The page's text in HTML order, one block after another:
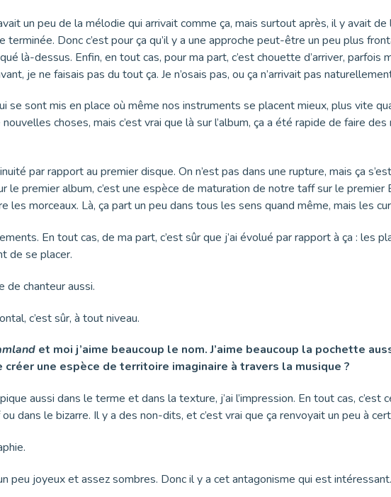
un peu de la mélodie qui arrivait comme ça, mais surtout après, il y avait
Donc c’est pour ça qu’il y a une approche peut-être un peu plus
là-dessus. Enfin, en tout cas, pour ma part, c’est chouette d’arriver,
je ne faisais pas du tout ça. Je n’osais pas, ou ça n’arrivait pas
se sont mis en place où même nos instruments se placent mieux, plus vite
choses, mais c’est vrai que là sur l’album, ça a été rapide de faire
par rapport au premier disque. On n’est pas dans une rupture, mais ça
le premier album, c’est une espèce de maturation de notre taff sur le
les morceaux. Là, ça part un peu dans tous les sens quand même, mais les
En tout cas, de ma part, c’est sûr que j’ai évolué par rapport à ça :
de se placer.
de chanteur aussi.
c’est sûr, à tout niveau.
et moi j’aime beaucoup le nom. J’aime beaucoup la pochette
une espèce de territoire imaginaire à travers la musique ?
aussi dans le terme et dans la texture, j’ai l’impression. En tout cas, c’est
dans le bizarre. Il y a des non-dits, et c’est vrai que ça renvoyait un peu à
peu joyeux et assez sombres. Donc il y a cet antagonisme qui est intéressant.